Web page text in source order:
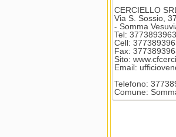
CERCIELLO SRL
Via S. Sossio, 37
- Somma
Tel: 3773893963
Cell:
Fax:
Sito:
Email:
Telefono:
Comune: